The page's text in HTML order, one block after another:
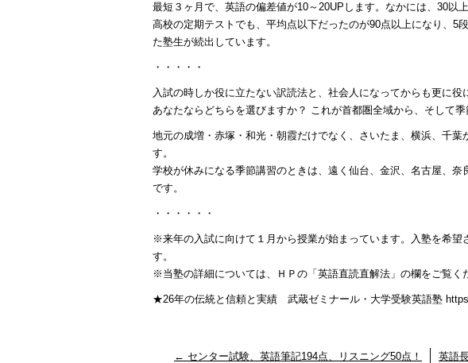
最短３ヶ月で、英語の偏差値が10～20UPします。なかには、30以
高校の定期テストでも、平均点以下だったのが90点以上になり、5
た塾生が続出しています。
・・・・・
入試の時しか役に立たない訳読法と、社会人になってからも更に役
あなたならどちらを選びますか？ これが首都圏全域から、そして
地元の成増・赤塚・和光・朝霞だけでなく、さいたま、横浜、千
す。
学校が休みになる季節講習のときは、遠く仙台、金沢、名古屋、
です。
・・・・・・
※来年の入試に向けて１月から授業が始まっています。入塾を希望
す。
※当塾の詳細については、ＨＰの「英語直読直解法」の欄をご覧く
★26年の伝統と信頼と実績 武蔵ゼミナール・大学受験英語塾
← センター試験、英語筆記194点、リスニング50点！ 英語